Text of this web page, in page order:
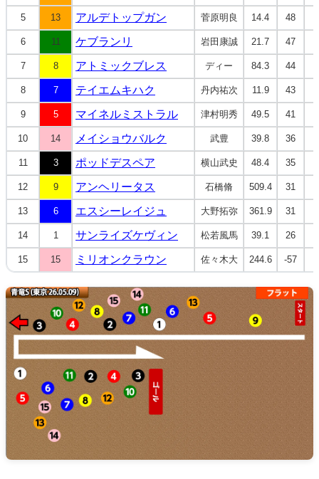
5 13 アルデトップガン 菅原明良 14.4 48
6 11 ケブランリ 岩田康誠 21.7 47
7 8 アトミックブレス ディー 84.3 44
8 7 テイエムキハク 丹内祐次 11.9 43
9 5 マイネルミストラル 津村明秀 49.5 41
10 14 メイショウバルク 武豊 39.8 36
11 3 ポッドデスペア 横山武史 48.4 35
12 9 アンヘリータス 石橋脩 509.4 31
13 6 エスシーレイジュ 大野拓弥 361.9 31
14 1 サンライズケヴィン 松若風馬 39.1 26
15 15 ミリオンクラウン 佐々木大 244.6 -57